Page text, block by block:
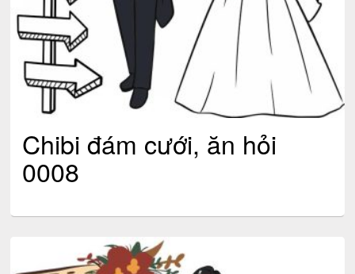
Chibi đám cưới, ăn hỏi
0008